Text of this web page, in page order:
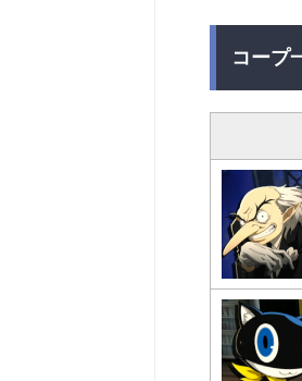
コープ